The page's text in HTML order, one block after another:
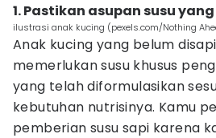
1. Pastikan asupan susu
ilustrasi anak kucing (pexels.com/Nothing
Anak kucing yang belum
memerlukan susu khusus
yang telah diformulasikan
kebutuhan nutrisinya. Kamu
pemberian susu sapi karena